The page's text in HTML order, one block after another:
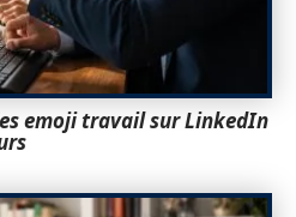
emoji travail sur LinkedIn